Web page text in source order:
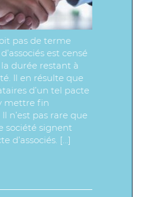
pas de terme
est censé
durée restant à
Il en résulte que
d’un tel pacte
mettre fin
n’est pas rare que
société signent
d’associés. […]